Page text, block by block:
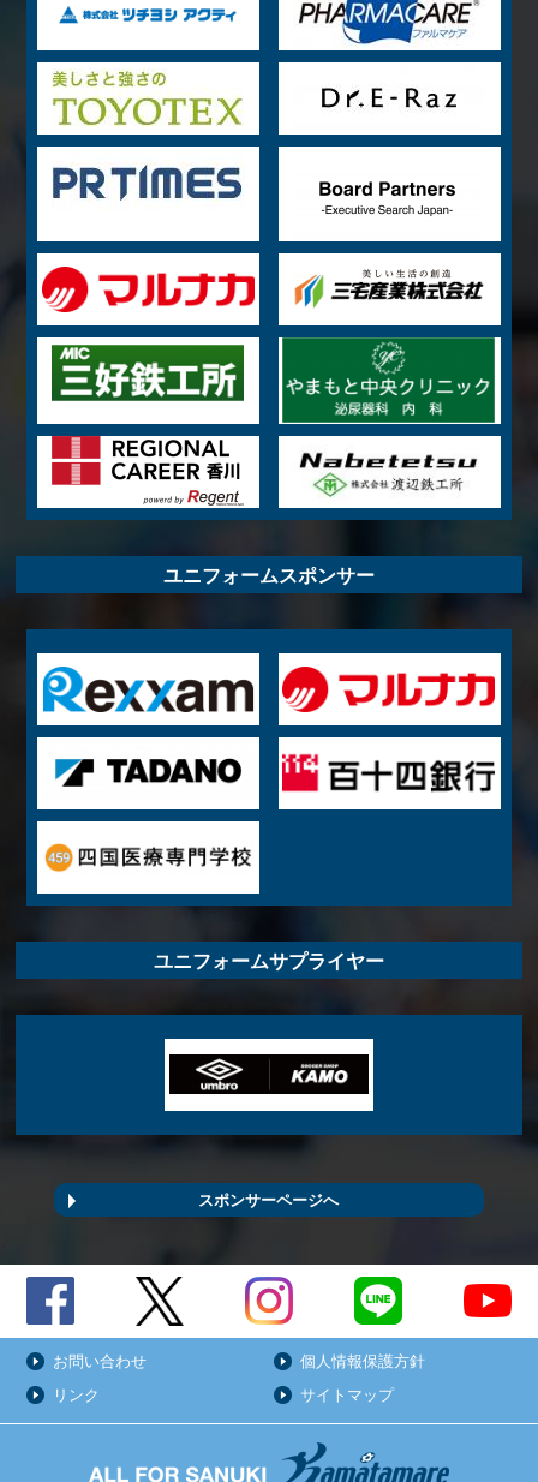
ユニフォームスポンサー
ユニフォームサプライヤー
スポンサーページへ
お問い合わせ
個人情報保護方針
リンク
サイトマップ